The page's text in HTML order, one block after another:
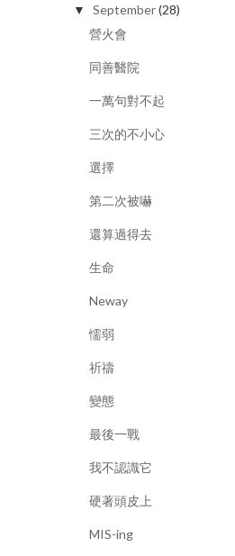
▼ September(28)
營火會
同善醫院
一萬句對不起
三次的不小心
選擇
第二次被嚇
還算過得去
生命
Neway
懦弱
祈禱
變態
最後一戰
我不認識它
硬著頭皮上
MIS-ing